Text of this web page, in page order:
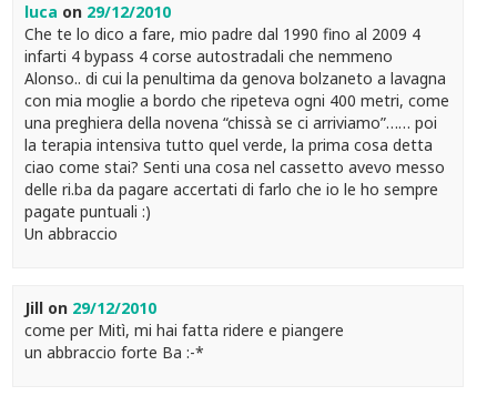
luca on 29/12/2010
Che te lo dico a fare, mio padre dal 1990 fino al 2009 4
infarti 4 bypass 4 corse autostradali che nemmeno
Alonso.. di cui la penultima da genova bolzaneto a lavagna
con mia moglie a bordo che ripeteva ogni 400 metri, come
una preghiera della novena “chissà se ci arriviamo”…… poi
la terapia intensiva tutto quel verde, la prima cosa detta
ciao come stai? Senti una cosa nel cassetto avevo messo
delle ri.ba da pagare accertati di farlo che io le ho sempre
pagate puntuali :)
Un abbraccio
Jillon 29/12/2010
come per Mitì, mi hai fatta ridere e piangere
un abbraccio forte Ba :-*